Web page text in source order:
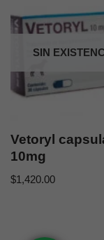
SIN
Vetoryl
10mg
$1,420.00